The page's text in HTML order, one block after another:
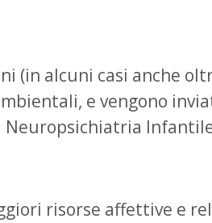
(in alcuni casi anche
e vengono
Neuropsichiatria
risorse affettive e